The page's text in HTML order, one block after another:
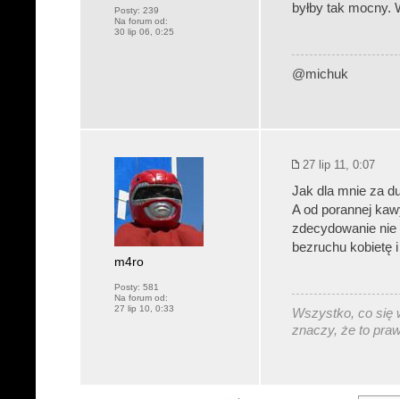
Posty: 239
Na forum od:
30 lip 06, 0:25
byłby tak mocny.
@michuk
m4ro
Posty: 581
Na forum od:
27 lip 10, 0:33
27 lip 11, 0:07
Jak dla mnie za
A od porannej
zdecydowanie
bezruchu kobietę
Wszystko, co się
znaczy, że to